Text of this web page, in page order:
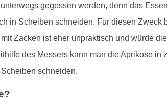
gegessen werden, denn das
in Scheiben schneiden. Für diesen
Zacken ist eher unpraktisch und würde
des Messers kann man die Aprikose
schneiden.